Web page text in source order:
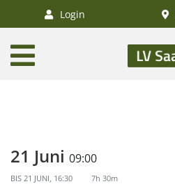
Login
AKTUELLES
GESUNDHEIT
21 Juni 09:00
BIS 21 JUNI, 16:30 7h 30m